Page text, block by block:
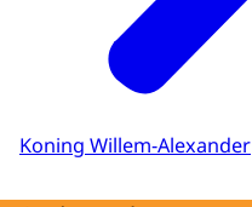
Koning Willem-Alexander